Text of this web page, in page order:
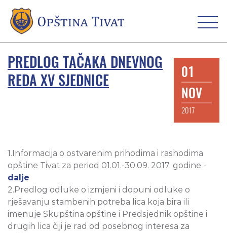
PREDLOG TAČAKA DNEVNOG
REDA XV SJEDNICE
01
NOV
2017
1.Informacija o ostvarenim prihodima i rashodima
opštine Tivat za period 01.01.-30.09. 2017. godine -
dalje
2.Predlog odluke o izmjeni i dopuni odluke o
rješavanju stambenih potreba lica koja bira ili
imenuje Skupština opštine i Predsjednik opštine i
drugih lica čiji je rad od posebnog interesa za